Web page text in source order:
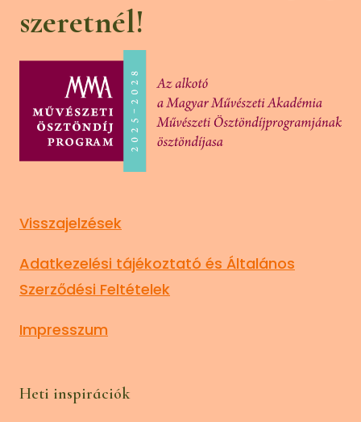
szeretnél!
Visszajelzések
Adatkezelési tájékoztató és Általános
Szerződési Feltételek
Impresszum
Heti inspirációk